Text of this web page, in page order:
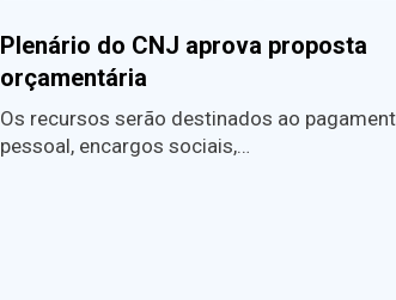
Plenário do CNJ aprova proposta
orçamentária
Os recursos serão destinados ao
pessoal, encargos sociais,…